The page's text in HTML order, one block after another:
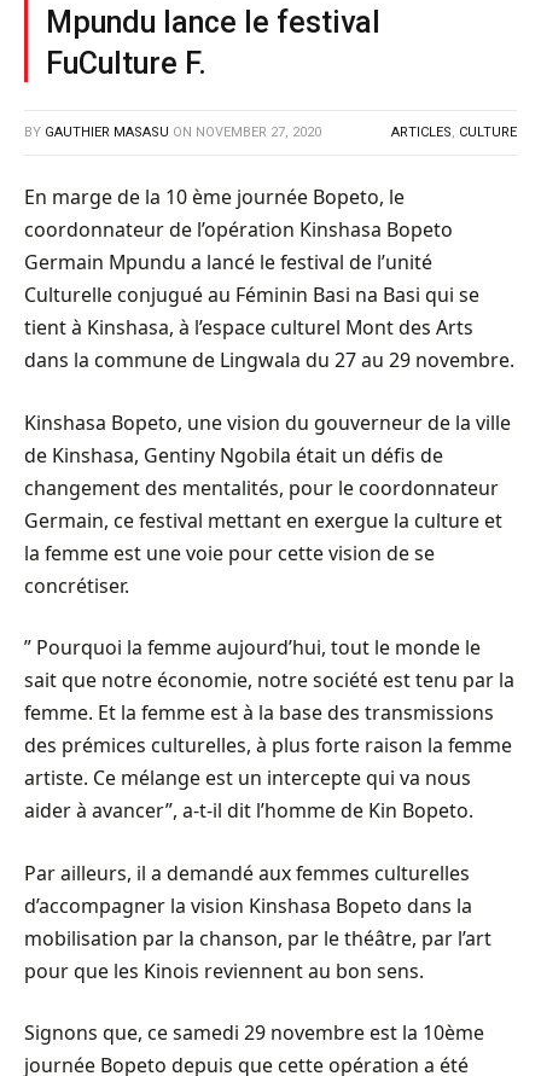
Mpundu lance le festival
FuCulture F.
BY GAUTHIER MASASU ON NOVEMBER 27, 2020 ARTICLES, CULTURE
En marge de la 10 ème journée Bopeto, le
coordonnateur de l’opération Kinshasa Bopeto
Germain Mpundu a lancé le festival de l’unité
Culturelle conjugué au Féminin Basi na Basi qui se
tient à Kinshasa, à l’espace culturel Mont des Arts
dans la commune de Lingwala du 27 au 29 novembre.
Kinshasa Bopeto, une vision du gouverneur de la ville
de Kinshasa, Gentiny Ngobila était un défis de
changement des mentalités, pour le coordonnateur
Germain, ce festival mettant en exergue la culture et
la femme est une voie pour cette vision de se
concrétiser.
” Pourquoi la femme aujourd’hui, tout le monde le
sait que notre économie, notre société est tenu par la
femme. Et la femme est à la base des transmissions
des prémices culturelles, à plus forte raison la femme
artiste. Ce mélange est un intercepte qui va nous
aider à avancer”, a-t-il dit l’homme de Kin Bopeto.
Par ailleurs, il a demandé aux femmes culturelles
d’accompagner la vision Kinshasa Bopeto dans la
mobilisation par la chanson, par le théâtre, par l’art
pour que les Kinois reviennent au bon sens.
Signons que, ce samedi 29 novembre est la 10ème
journée Bopeto depuis que cette opération a été